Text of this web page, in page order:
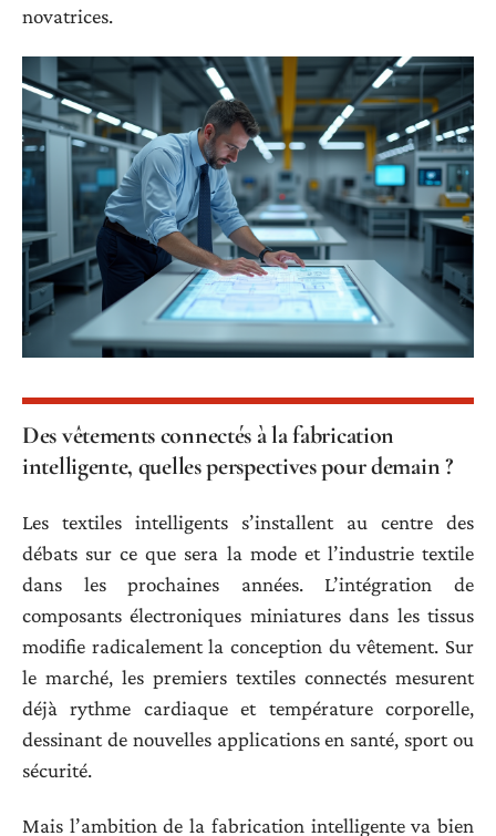
novatrices.
Des vêtements connectés à la fabrication
intelligente, quelles perspectives pour demain ?
Les textiles intelligents s’installent au centre des
débats sur ce que sera la mode et l’industrie textile
dans les prochaines années. L’intégration de
composants électroniques miniatures dans les tissus
modifie radicalement la conception du vêtement. Sur
le marché, les premiers textiles connectés mesurent
déjà rythme cardiaque et température corporelle,
dessinant de nouvelles applications en santé, sport ou
sécurité.
Mais l’ambition de la fabrication intelligente va bien